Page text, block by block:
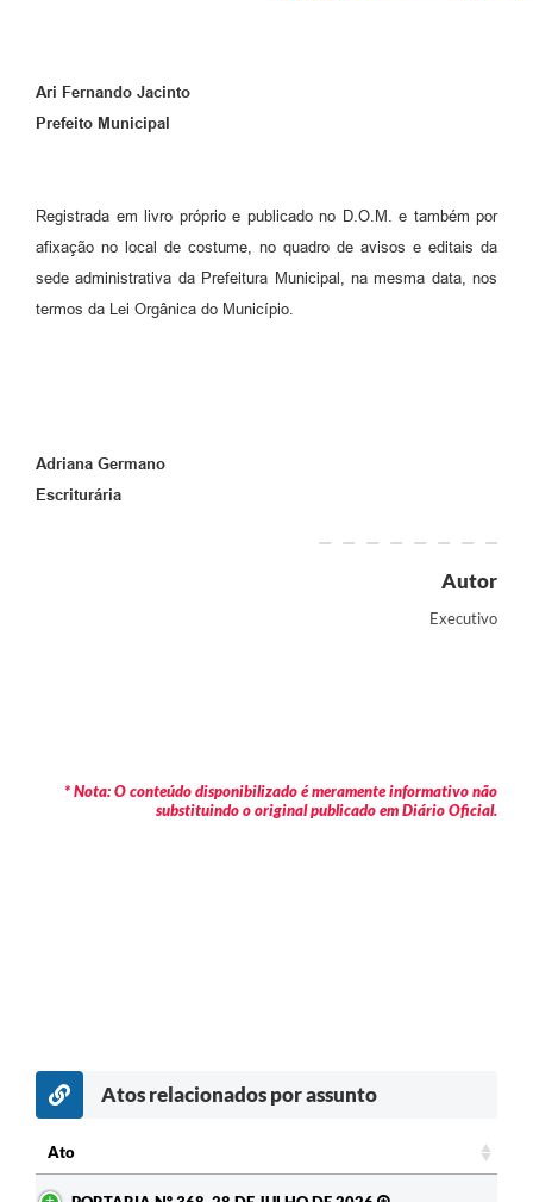
Ari Fernando Jacinto
Prefeito Municipal
Registrada em livro próprio e publicado no D.O.M. e também por
afixação no local de costume, no quadro de avisos e editais da
sede administrativa da Prefeitura Municipal, na mesma data, nos
termos da Lei Orgânica do Município.
Adriana Germano
Escriturária
Autor
Executivo
* Nota: O conteúdo disponibilizado é meramente informativo não
substituindo o original publicado em Diário Oficial.
Atos relacionados por assunto
Ato